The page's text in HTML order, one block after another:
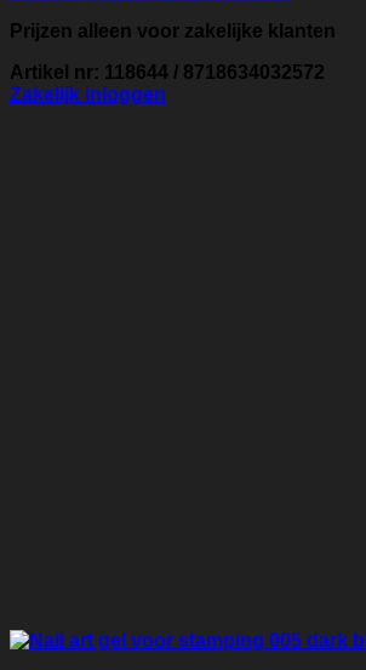
Prijzen alleen voor zakelijke klanten
Artikel nr: 118644 / 8718634032572
Zakelijk inloggen